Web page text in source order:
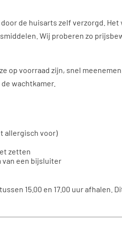
de huisarts zelf verzorgd. Het
Wij proberen zo
op voorraad zijn, snel
wachtkamer.
allergisch voor)
zetten
van een bijsluiter
15.00 en 17.00 uur afhalen.